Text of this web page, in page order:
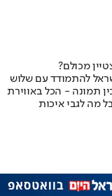
להתמודד עם שלוש
תמונה - הכל באווירת
מה לגבי איכות